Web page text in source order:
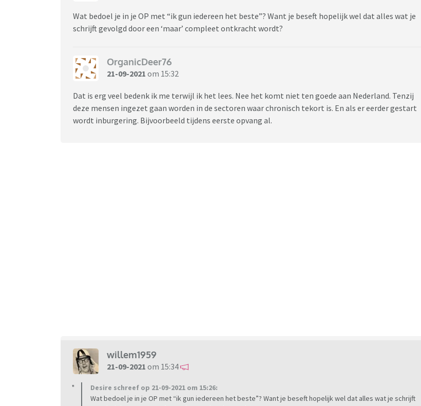
Wat bedoel je in je OP met “ik gun iedereen het beste”? Want je beseft hopelijk wel dat alles wat je
schrijft gevolgd door een ‘maar’ compleet ontkracht wordt?
OrganicDeer76
21-09-2021 om 15:32
Dat is erg veel bedenk ik me terwijl ik het lees. Nee het komt niet ten goede aan Nederland. Tenzij
deze mensen ingezet gaan worden in de sectoren waar chronisch tekort is. En als er eerder gestart
wordt inburgering. Bijvoorbeeld tijdens eerste opvang al.
willem1959
21-09-2021 om 15:34
Desire schreef op 21-09-2021 om 15:26:
Wat bedoel je in je OP met “ik gun iedereen het beste”? Want je beseft hopelijk wel dat alles wat je schrijft